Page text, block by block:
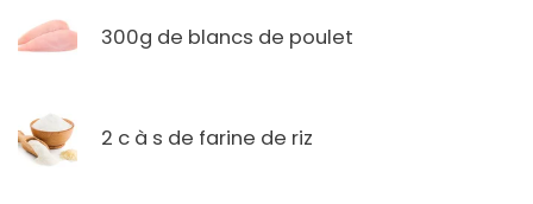
300g de blancs de poulet
2 c à s de farine de riz